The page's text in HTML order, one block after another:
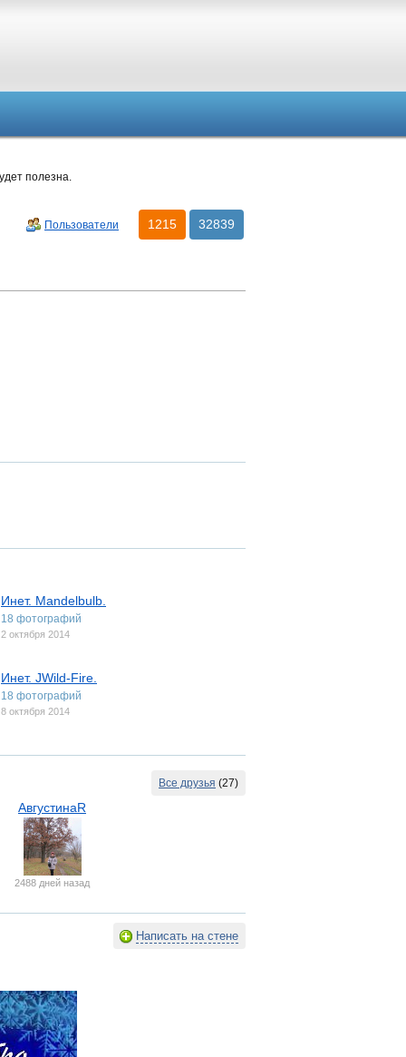
полезна.
1215 32839
Пользователи
Инет. Mandelbulb.
18 фотографий
2 октября 2014
Инет. JWild-Fire.
18 фотографий
8 октября 2014
Все друзья (27)
АвгустинаR
2488 дней назад
Написать на стене